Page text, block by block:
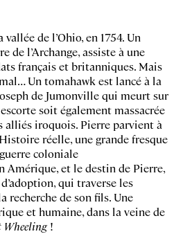
de l’Ohio, en 1754. Un
de l’Archange, assiste à une
français et britanniques. Mais
Un tomahawk est lancé à la
de Jumonville qui meurt sur
soit également massacrée
alliés iroquois. Pierre parvient à
réelle, une grande fresque
coloniale
et le destin de Pierre,
qui traverse les
recherche de son fils. Une
et humaine, dans la veine de
Wheeling!